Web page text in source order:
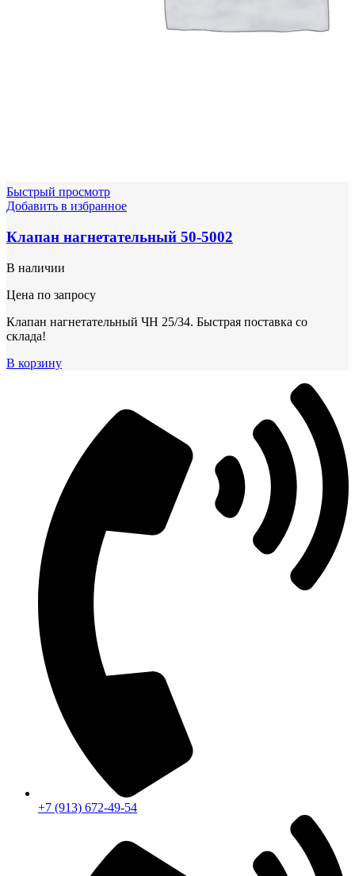
Быстрый просмотр
Добавить в избранное
Клапан нагнетательный 50-5002
В наличии
Цена по запросу
Клапан нагнетательный ЧН 25/34. Быстрая поставка со
склада!
В корзину
+7 (913) 672-49-54